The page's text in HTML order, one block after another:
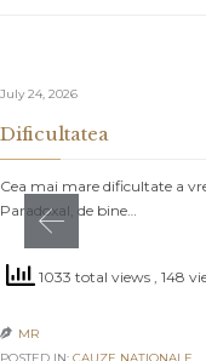
July 24, 2026
Dificultatea
Cea mai mare dificultate a
Paradoxal, de bine…
1033 total views , 148
 MR
POSTED IN: CAUZE NAŢIONALE